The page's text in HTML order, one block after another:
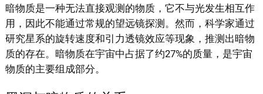
暗物质是一种无法直接观测的物质，它不与光发生相互作
用，因此不能通过常规的望远镜探测。然而，科学家通过
研究星系的旋转速度和引力透镜效应等现象，推测出暗物
质的存在。暗物质在宇宙中占据了约27%的质量，是宇宙
物质的主要组成部分。